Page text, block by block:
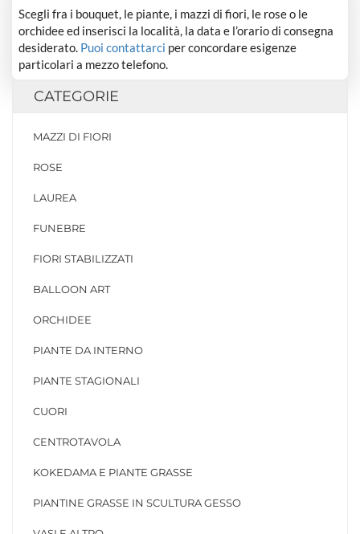
Scegli fra i bouquet, le piante, i mazzi di fiori, le rose o le
orchidee ed inserisci la località, la data e l’orario di consegna
desiderato. Puoi contattarci per concordare esigenze
particolari a mezzo telefono.
CATEGORIE
MAZZI DI FIORI
ROSE
LAUREA
FUNEBRE
FIORI STABILIZZATI
BALLOON ART
ORCHIDEE
PIANTE DA INTERNO
PIANTE STAGIONALI
CUORI
CENTROTAVOLA
KOKEDAMA E PIANTE GRASSE
PIANTINE GRASSE IN SCULTURA GESSO